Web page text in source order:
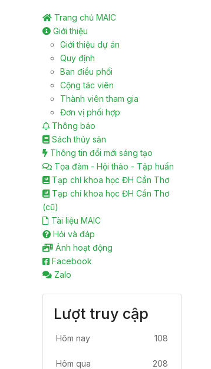
Trang chủ MAIC
Giới thiệu
Giới thiệu dự án
Quy định
Ban điều phối
Cộng tác viên
Thành viên tham gia
Đơn vị phối hợp
Thông báo
Sách thủy sản
Thông tin đổi mới sáng tạo
Tọa đàm - Hội thảo - Tập huấn
Tạp chí khoa học ĐH Cần Thơ
Tạp chí khoa học ĐH Cần Thơ
(cũ)
Tài liệu MAIC
Hỏi và đáp
Ảnh hoạt động
Facebook
Zalo
Lượt truy cập
Hôm nay 108
Hôm qua 208